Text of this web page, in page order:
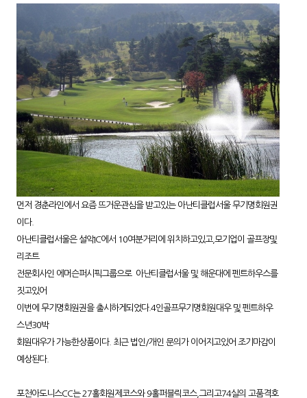
먼저 경춘라인에서 요즘 뜨거운관심을 받고있는 아난티클럽서울 무기명회원권
이다.
아난티클럽서울은 설악IC에서 10여분거리에 위치하고있고,모기업이 골프장및
리조트
전문회사인 에머슨퍼시픽그룹으로 아난티클럽서울 및 해운대에 펜트하우스를
짓고있어
이번에 무기명회원권을 출시하게되었다.4인골프무기명회원대우 및 펜트하우
스년30박
회원대우가 가능한상품이다. 최근 법인/개인 문의가 이어지고있어 조기마감이
예상된다.
포천아도니스CC는 27홀회원제코스와 9홀퍼블릭코스,그리고74실의 고품격호